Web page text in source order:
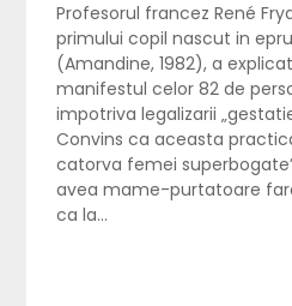
Profesorul francez René
primului copil nascut in
(Amandine, 1982), a
manifestul celor 82 de
impotriva legalizarii
Convins ca aceasta
catorva femei
avea mame-purtatoare
ca la…